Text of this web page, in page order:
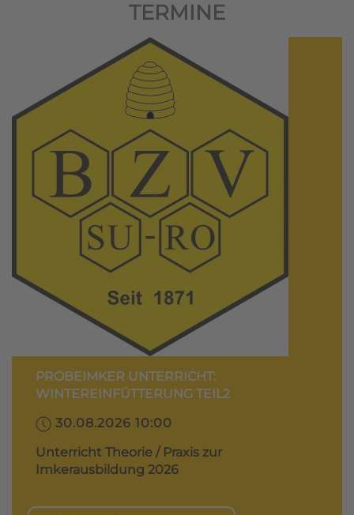
TERMINE
PROBEIMKER UNTERRICHT:
WINTEREINFÜTTERUNG TEIL2
30.08.2026 10:00
Unterricht Theorie / Praxis zur
Imkerausbildung 2026